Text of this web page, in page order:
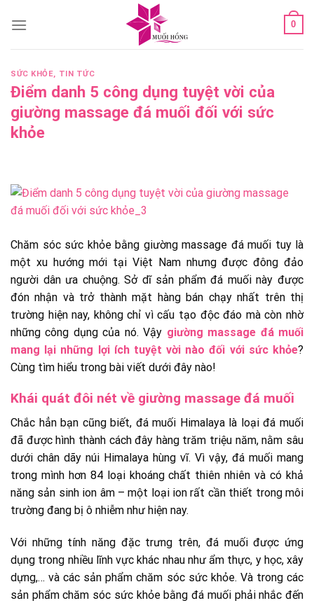
0
SỨC KHỎE, TIN TỨC
Điểm danh 5 công dụng tuyệt vời của
giường massage đá muối đối với sức
khỏe
Chăm sóc sức khỏe bằng giường massage đá muối tuy là
một xu hướng mới tại Việt Nam nhưng được đông đảo
người dân ưa chuộng. Sở dĩ sản phẩm đá muối này được
đón nhận và trở thành mặt hàng bán chạy nhất trên thị
trường hiện nay, không chỉ vì cấu tạo độc đáo mà còn nhờ
những công dụng của nó. Vậy giường massage đá muối
mang lại những lợi ích tuyệt vời nào đối với sức khỏe?
Cùng tìm hiểu trong bài viết dưới đây nào!
Khái quát đôi nét về giường massage đá muối
Chắc hẳn bạn cũng biết, đá muối Himalaya là loại đá muối
đã được hình thành cách đây hàng trăm triệu năm, nằm sâu
dưới chân dãy núi Himalaya hùng vĩ. Vì vậy, đá muối mang
trong mình hơn 84 loại khoáng chất thiên nhiên và có khả
năng sản sinh ion âm – một loại ion rất cần thiết trong môi
trường đang bị ô nhiễm như hiện nay.
Với những tính năng đặc trưng trên, đá muối được ứng
dụng trong nhiều lĩnh vực khác nhau như ẩm thực, y học, xây
dựng,… và các sản phẩm chăm sóc sức khỏe. Và trong các
sản phẩm chăm sóc sức khỏe bằng đá muối phải nhắc đến